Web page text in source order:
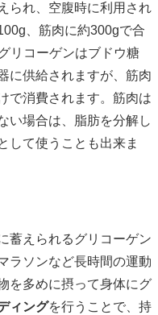
られ、空腹時に利用され
、筋肉に約300gで合
リコーゲンはブドウ糖
に供給されますが、筋肉
で消費されます。筋肉は
い場合は、脂肪を分解し
して使うことも出来ま
蓄えられるグリコーゲン
ラソンなど長時間の運動
を多めに摂って身体にグ
ィングを行うことで、持